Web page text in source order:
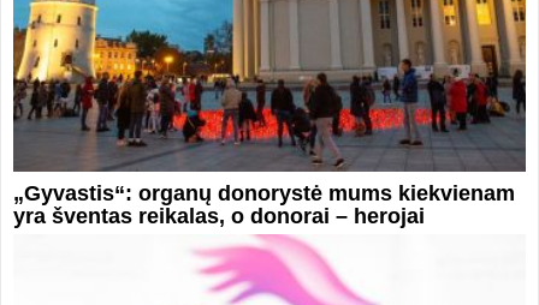
„Gyvastis“: organų donorystė mums kiekvienam
yra šventas reikalas, o donorai – herojai